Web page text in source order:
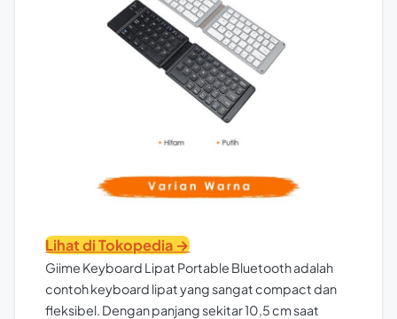
Lihat di Tokopedia →
Giime Keyboard Lipat Portable Bluetooth adalah
contoh keyboard lipat yang sangat compact dan
fleksibel. Dengan panjang sekitar 10,5 cm saat